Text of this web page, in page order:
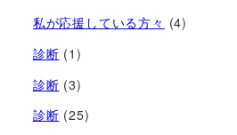
私が応援している方々 (4)
診断 (1)
診断 (3)
診断 (25)